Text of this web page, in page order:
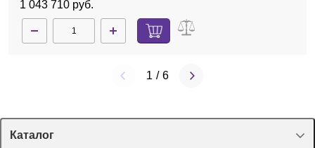
1 043 710 руб.
1 / 6
Каталог